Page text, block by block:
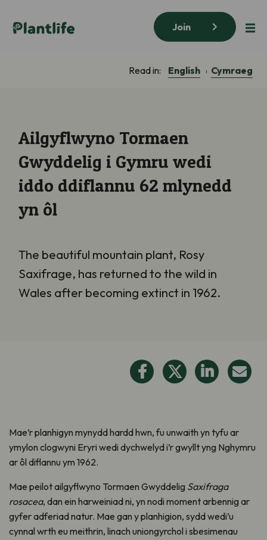
Join
Read in: English Cymraeg
Ailgyflwyno Tormaen
Gwyddelig i Gymru wedi
iddo ddiflannu 62 mlynedd
yn ôl
The beautiful mountain plant, Rosy
Saxifrage, has returned to the wild in
Wales after becoming extinct in 1962.
Mae’r planhigyn mynydd hardd hwn, fu unwaith yn tyfu ar
ymylon clogwyni Eryri wedi dychwelyd i’r gwyllt yng Nghymru
ar ôl diflannu ym 1962.
Mae peilot ailgyflwyno Tormaen Gwyddelig Saxifraga
rosacea, dan ein harweiniad ni, yn nodi moment arbennig ar
gyfer adferiad natur. Mae gan y planhigion, sydd wedi’u
cynnal wrth eu meithrin, linach uniongyrchol i sbesimenau